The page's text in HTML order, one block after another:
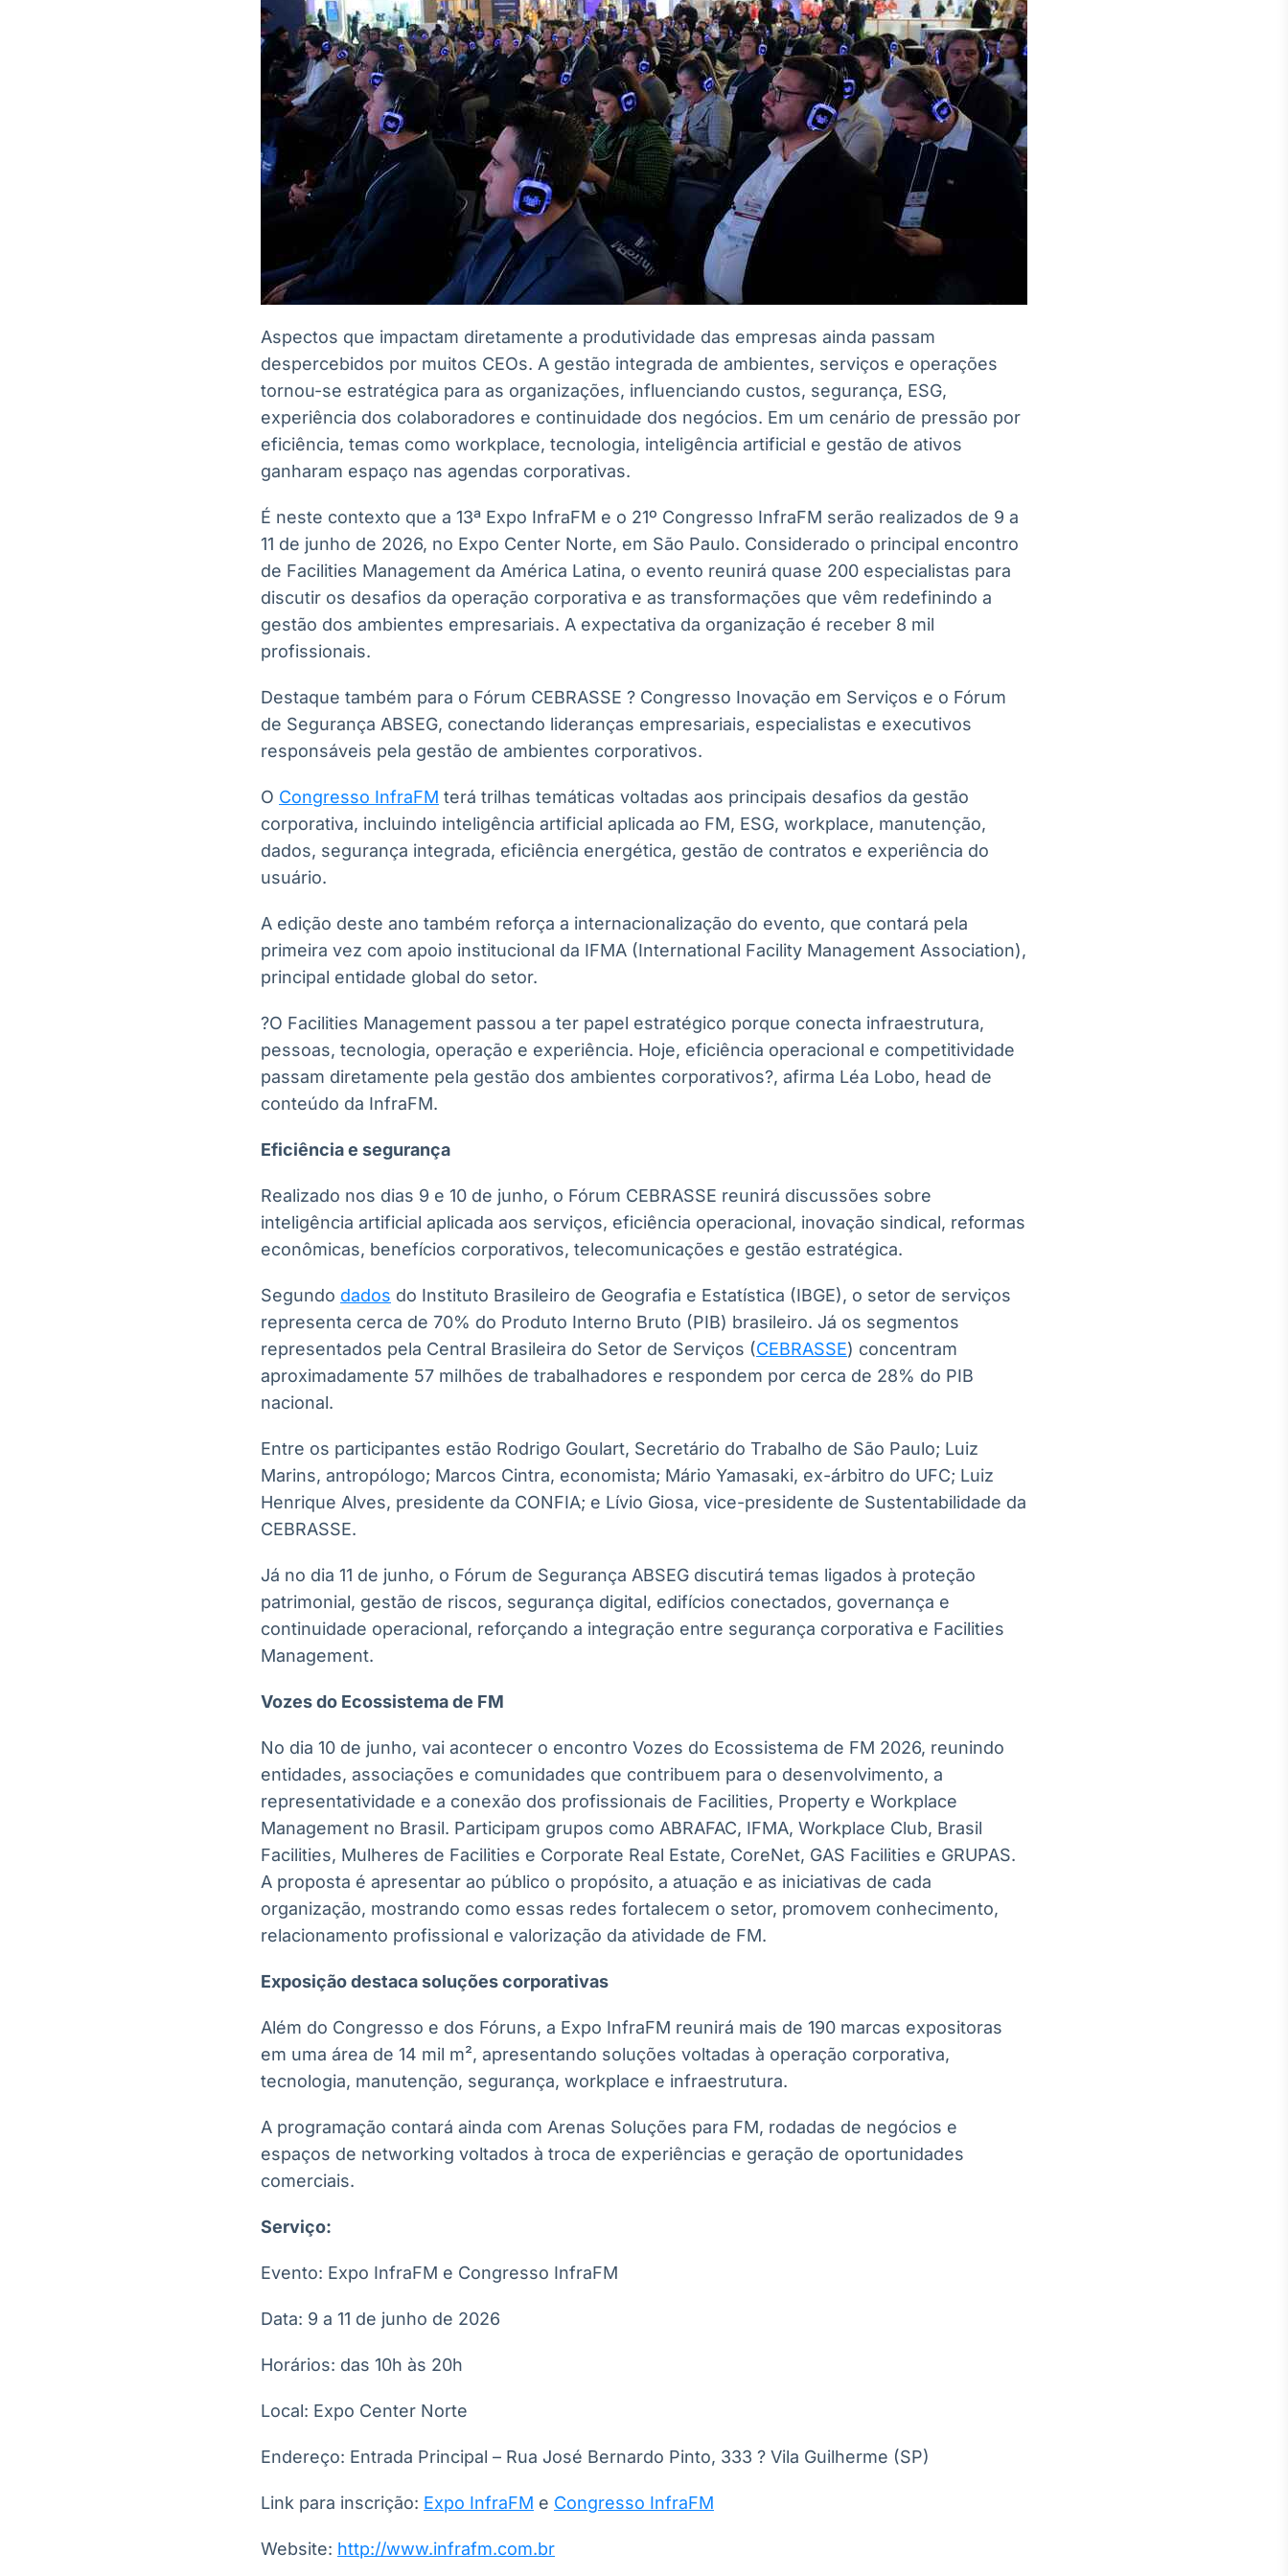
Aspectos que impactam diretamente a produtividade das empresas ainda passam
despercebidos por muitos CEOs. A gestão integrada de ambientes, serviços e operações
tornou-se estratégica para as organizações, influenciando custos, segurança, ESG,
experiência dos colaboradores e continuidade dos negócios. Em um cenário de pressão por
eficiência, temas como workplace, tecnologia, inteligência artificial e gestão de ativos
ganharam espaço nas agendas corporativas.
É neste contexto que a 13ª Expo InfraFM e o 21º Congresso InfraFM serão realizados de 9 a
11 de junho de 2026, no Expo Center Norte, em São Paulo. Considerado o principal encontro
de Facilities Management da América Latina, o evento reunirá quase 200 especialistas para
discutir os desafios da operação corporativa e as transformações que vêm redefinindo a
gestão dos ambientes empresariais. A expectativa da organização é receber 8 mil
profissionais.
Destaque também para o Fórum CEBRASSE ? Congresso Inovação em Serviços e o Fórum
de Segurança ABSEG, conectando lideranças empresariais, especialistas e executivos
responsáveis pela gestão de ambientes corporativos.
O Congresso InfraFM terá trilhas temáticas voltadas aos principais desafios da gestão
corporativa, incluindo inteligência artificial aplicada ao FM, ESG, workplace, manutenção,
dados, segurança integrada, eficiência energética, gestão de contratos e experiência do
usuário.
A edição deste ano também reforça a internacionalização do evento, que contará pela
primeira vez com apoio institucional da IFMA (International Facility Management Association),
principal entidade global do setor.
?O Facilities Management passou a ter papel estratégico porque conecta infraestrutura,
pessoas, tecnologia, operação e experiência. Hoje, eficiência operacional e competitividade
passam diretamente pela gestão dos ambientes corporativos?, afirma Léa Lobo, head de
conteúdo da InfraFM.
Eficiência e segurança
Realizado nos dias 9 e 10 de junho, o Fórum CEBRASSE reunirá discussões sobre
inteligência artificial aplicada aos serviços, eficiência operacional, inovação sindical, reformas
econômicas, benefícios corporativos, telecomunicações e gestão estratégica.
Segundo dados do Instituto Brasileiro de Geografia e Estatística (IBGE), o setor de serviços
representa cerca de 70% do Produto Interno Bruto (PIB) brasileiro. Já os segmentos
representados pela Central Brasileira do Setor de Serviços (CEBRASSE) concentram
aproximadamente 57 milhões de trabalhadores e respondem por cerca de 28% do PIB
nacional.
Entre os participantes estão Rodrigo Goulart, Secretário do Trabalho de São Paulo; Luiz
Marins, antropólogo; Marcos Cintra, economista; Mário Yamasaki, ex-árbitro do UFC; Luiz
Henrique Alves, presidente da CONFIA; e Lívio Giosa, vice-presidente de Sustentabilidade da
CEBRASSE.
Já no dia 11 de junho, o Fórum de Segurança ABSEG discutirá temas ligados à proteção
patrimonial, gestão de riscos, segurança digital, edifícios conectados, governança e
continuidade operacional, reforçando a integração entre segurança corporativa e Facilities
Management.
Vozes do Ecossistema de FM
No dia 10 de junho, vai acontecer o encontro Vozes do Ecossistema de FM 2026, reunindo
entidades, associações e comunidades que contribuem para o desenvolvimento, a
representatividade e a conexão dos profissionais de Facilities, Property e Workplace
Management no Brasil. Participam grupos como ABRAFAC, IFMA, Workplace Club, Brasil
Facilities, Mulheres de Facilities e Corporate Real Estate, CoreNet, GAS Facilities e GRUPAS.
A proposta é apresentar ao público o propósito, a atuação e as iniciativas de cada
organização, mostrando como essas redes fortalecem o setor, promovem conhecimento,
relacionamento profissional e valorização da atividade de FM.
Exposição destaca soluções corporativas
Além do Congresso e dos Fóruns, a Expo InfraFM reunirá mais de 190 marcas expositoras
em uma área de 14 mil m², apresentando soluções voltadas à operação corporativa,
tecnologia, manutenção, segurança, workplace e infraestrutura.
A programação contará ainda com Arenas Soluções para FM, rodadas de negócios e
espaços de networking voltados à troca de experiências e geração de oportunidades
comerciais.
Serviço:
Evento: Expo InfraFM e Congresso InfraFM
Data: 9 a 11 de junho de 2026
Horários: das 10h às 20h
Local: Expo Center Norte
Endereço: Entrada Principal – Rua José Bernardo Pinto, 333 ? Vila Guilherme (SP)
Link para inscrição: Expo InfraFM e Congresso InfraFM
Website: http://www.infrafm.com.br